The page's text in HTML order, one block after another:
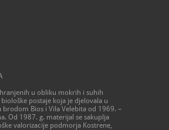
u obliku mokrih i suhih
postaje koja je djelovala u
Bios i Vila Velebita od 1969. –
Od 1987. g. materijal se sakuplja
valorizacije podmorja Kostrene,